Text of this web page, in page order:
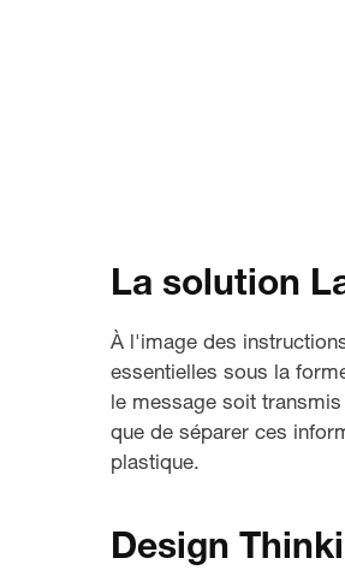
La solution
À l'image des
essentielles sous la
le message soit
que de séparer ces
plastique.
Design